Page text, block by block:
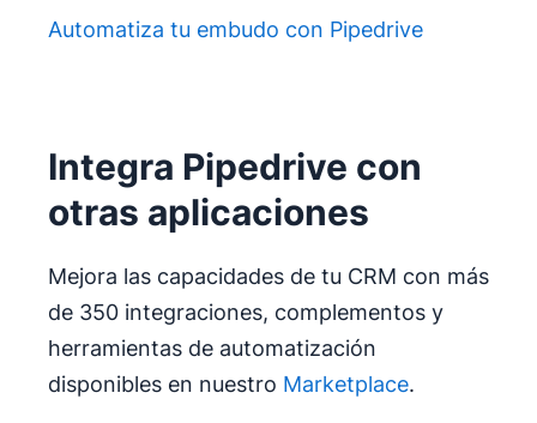
Automatiza tu embudo con Pipedrive
Integra Pipedrive con
otras aplicaciones
Mejora las capacidades de tu CRM con más
de 350 integraciones, complementos y
herramientas de automatización
disponibles en nuestro Marketplace.